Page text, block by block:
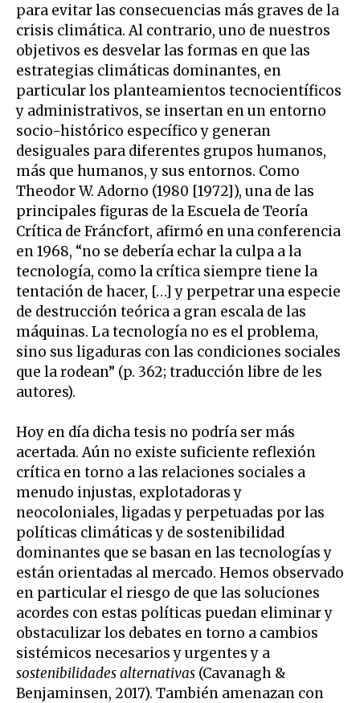
para evitar las consecuencias más graves de la
crisis climática. Al contrario, uno de nuestros
objetivos es desvelar las formas en que las
estrategias climáticas dominantes, en
particular los planteamientos tecnocientíficos
y administrativos, se insertan en un entorno
socio-histórico específico y generan
desiguales para diferentes grupos humanos,
más que humanos, y sus entornos. Como
Theodor W. Adorno (1980 [1972]), una de las
principales figuras de la Escuela de Teoría
Crítica de Fráncfort, afirmó en una conferencia
en 1968, “no se debería echar la culpa a la
tecnología, como la crítica siempre tiene la
tentación de hacer, […] y perpetrar una especie
de destrucción teórica a gran escala de las
máquinas. La tecnología no es el problema,
sino sus ligaduras con las condiciones sociales
que la rodean” (p. 362; traducción libre de les
autores).
Hoy en día dicha tesis no podría ser más
acertada. Aún no existe suficiente reflexión
crítica en torno a las relaciones sociales a
menudo injustas, explotadoras y
neocoloniales, ligadas y perpetuadas por las
políticas climáticas y de sostenibilidad
dominantes que se basan en las tecnologías y
están orientadas al mercado. Hemos observado
en particular el riesgo de que las soluciones
acordes con estas políticas puedan eliminar y
obstaculizar los debates en torno a cambios
sistémicos necesarios y urgentes y a
sostenibilidades alternativas (Cavanagh &
Benjaminsen, 2017). También amenazan con